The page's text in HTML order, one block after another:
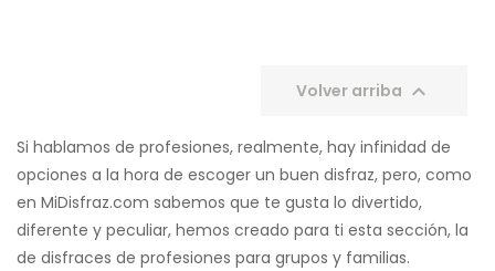
Volver arriba 
Si hablamos de profesiones, realmente, hay infinidad de
opciones a la hora de escoger un buen disfraz, pero, como
en MiDisfraz.com sabemos que te gusta lo divertido,
diferente y peculiar, hemos creado para ti esta sección, la
de disfraces de profesiones para grupos y familias.